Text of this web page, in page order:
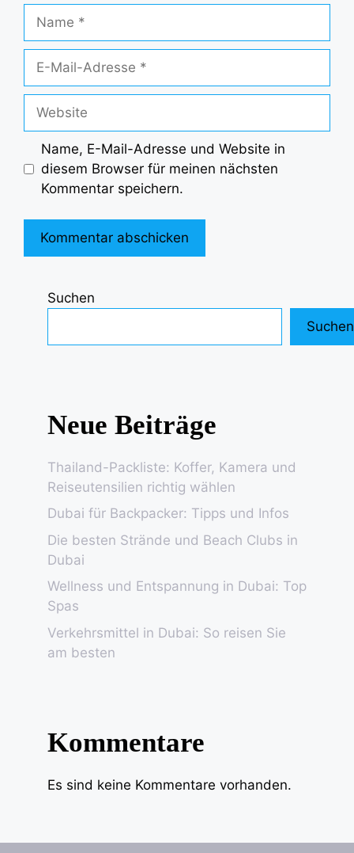
Name
Adresse
Website
Name, E-Mail-Adresse und Website in
diesem Browser für meinen nächsten
Kommentar speichern.
Suchen
Suchen
Neue Beiträge
Thailand-Packliste: Koffer, Kamera und
Reiseutensilien richtig wählen
Dubai für Backpacker: Tipps und Infos
Die besten Strände und Beach Clubs in
Dubai
Wellness und Entspannung in Dubai: Top
Spas
Verkehrsmittel in Dubai: So reisen Sie
am besten
Kommentare
Es sind keine Kommentare vorhanden.